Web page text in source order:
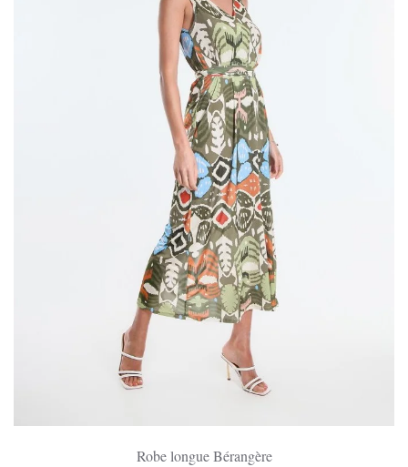
Robe longue Bérangère